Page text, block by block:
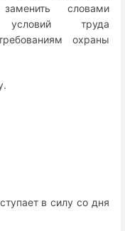
словами
условий труда
охраны
в силу со дня